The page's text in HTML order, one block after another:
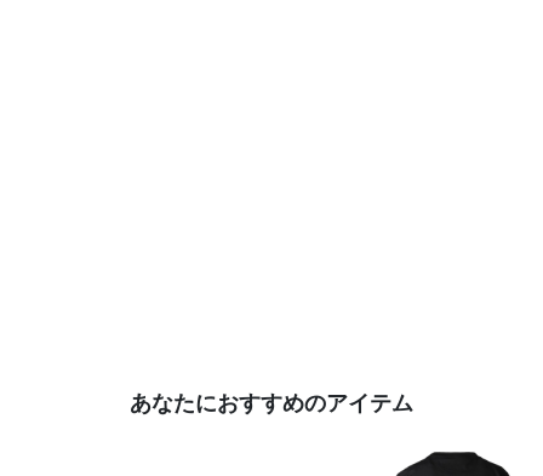
あなたにおすすめのアイテム